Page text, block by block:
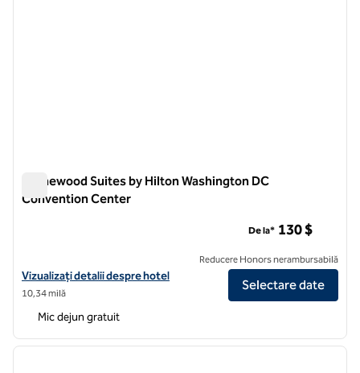
Homewood Suites by Hilton Washington DC
Convention Center
Vizualizați detaliile hotelului pentru Homewood Suites by Hilton
Vizualizați detalii despre hotel
10,34 milă
De la* 130 $
Reducere Honors nerambursabilă
Selectare date
Mic dejun gratuit
1 din 12